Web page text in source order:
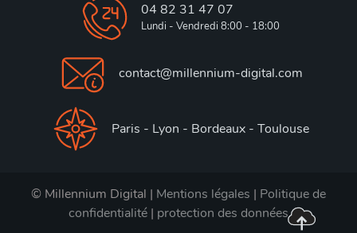
04 82 31 47 07
Lundi - Vendredi 8:00 - 18:00
contact@millennium-digital.com
Paris - Lyon - Bordeaux - Toulouse
© Millennium Digital | Mentions légales | Politique de
confidentialité | protection des données